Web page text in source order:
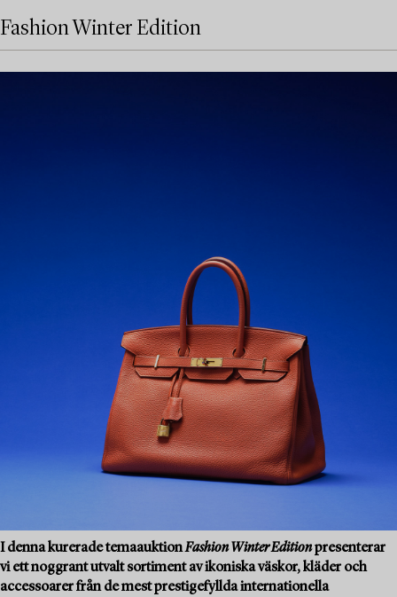
Fashion Winter Edition
I denna kurerade temaauktionFashion Winter Editionpresenterar
vi ett noggrant utvalt sortiment av ikoniska väskor, kläder och
accessoarer från de mest prestigefyllda internationella